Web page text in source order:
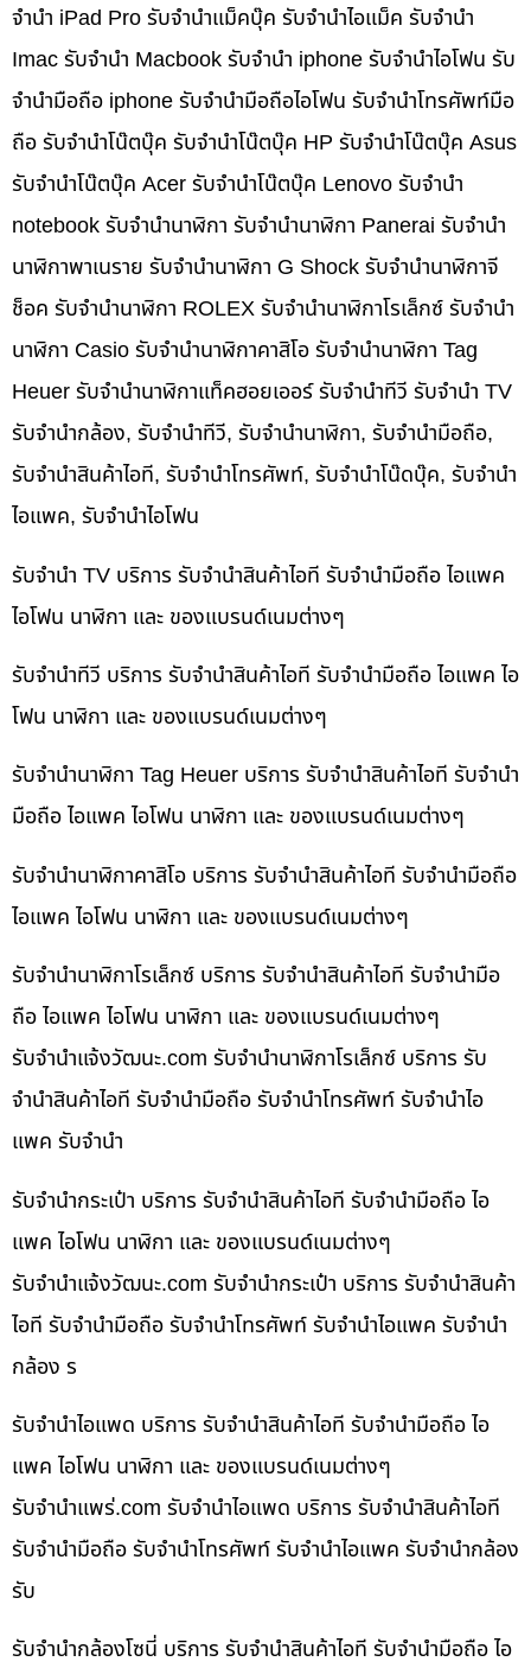
จำนำ iPad Pro รับจำนำแม็คบุ๊ค รับจำนำไอแม็ค รับจำนำ
Imac รับจำนำ Macbook รับจำนำ iphone รับจำนำไอโฟน รับ
จำนำมือถือ iphone รับจำนำมือถือไอโฟน รับจำนำโทรศัพท์มือ
ถือ รับจำนำโน๊ตบุ๊ค รับจำนำโน๊ตบุ๊ค HP รับจำนำโน๊ตบุ๊ค Asus
รับจำนำโน๊ตบุ๊ค Acer รับจำนำโน๊ตบุ๊ค Lenovo รับจำนำ
notebook รับจำนำนาฬิกา รับจำนำนาฬิกา Panerai รับจำนำ
นาฬิกาพาเนราย รับจำนำนาฬิกา G Shock รับจำนำนาฬิกาจี
ช็อค รับจำนำนาฬิกา ROLEX รับจำนำนาฬิกาโรเล็กซ์ รับจำนำ
นาฬิกา Casio รับจำนำนาฬิกาคาสิโอ รับจำนำนาฬิกา Tag
Heuer รับจำนำนาฬิกาแท็คฮอยเออร์ รับจำนำทีวี รับจำนำ TV
รับจำนำกล้อง, รับจำนำทีวี, รับจำนำนาฬิกา, รับจำนำมือถือ,
รับจำนำสินค้าไอที, รับจำนำโทรศัพท์, รับจำนำโน๊ดบุ๊ค, รับจำนำ
ไอแพค, รับจำนำไอโฟน
รับจำนำ TV บริการ รับจำนำสินค้าไอที รับจำนำมือถือ ไอแพค
ไอโฟน นาฬิกา และ ของแบรนด์เนมต่างๆ
รับจำนำทีวี บริการ รับจำนำสินค้าไอที รับจำนำมือถือ ไอแพค ไอ
โฟน นาฬิกา และ ของแบรนด์เนมต่างๆ
รับจำนำนาฬิกา Tag Heuer บริการ รับจำนำสินค้าไอที รับจำนำ
มือถือ ไอแพค ไอโฟน นาฬิกา และ ของแบรนด์เนมต่างๆ
รับจำนำนาฬิกาคาสิโอ บริการ รับจำนำสินค้าไอที รับจำนำมือถือ
ไอแพค ไอโฟน นาฬิกา และ ของแบรนด์เนมต่างๆ
รับจำนำนาฬิกาโรเล็กซ์ บริการ รับจำนำสินค้าไอที รับจำนำมือ
ถือ ไอแพค ไอโฟน นาฬิกา และ ของแบรนด์เนมต่างๆ
รับจํานําแจ้งวัฒนะ.com รับจำนำนาฬิกาโรเล็กซ์ บริการ รับ
จำนำสินค้าไอที รับจำนำมือถือ รับจำนำโทรศัพท์ รับจำนำไอ
แพค รับจำนำ
รับจำนำกระเป๋า บริการ รับจำนำสินค้าไอที รับจำนำมือถือ ไอ
แพค ไอโฟน นาฬิกา และ ของแบรนด์เนมต่างๆ
รับจํานําแจ้งวัฒนะ.com รับจำนำกระเป๋า บริการ รับจำนำสินค้า
ไอที รับจำนำมือถือ รับจำนำโทรศัพท์ รับจำนำไอแพค รับจำนำ
กล้อง ร
รับจำนำไอแพด บริการ รับจำนำสินค้าไอที รับจำนำมือถือ ไอ
แพค ไอโฟน นาฬิกา และ ของแบรนด์เนมต่างๆ
รับจํานําแพร่.com รับจำนำไอแพด บริการ รับจำนำสินค้าไอที
รับจำนำมือถือ รับจำนำโทรศัพท์ รับจำนำไอแพค รับจำนำกล้อง
รับ
รับจำนำกล้องโซนี่ บริการ รับจำนำสินค้าไอที รับจำนำมือถือ ไอ